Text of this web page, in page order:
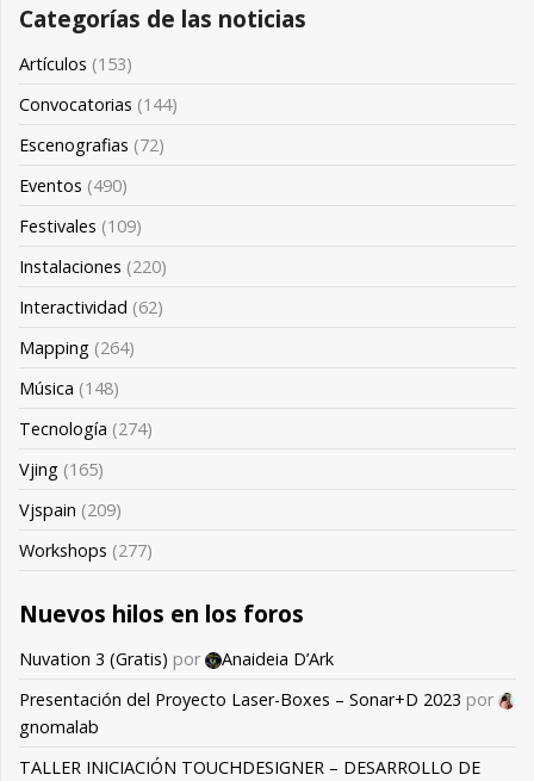
Categorías de las noticias
Artículos (153)
Convocatorias (144)
Escenografias (72)
Eventos (490)
Festivales (109)
Instalaciones (220)
Interactividad (62)
Mapping (264)
Música (148)
Tecnología (274)
Vjing (165)
Vjspain (209)
Workshops (277)
Nuevos hilos en los foros
Nuvation 3 (Gratis) por
Anaideia D’Ark
Presentación del Proyecto Laser-Boxes – Sonar+D 2023 por
gnomalab
TALLER INICIACIÓN TOUCHDESIGNER – DESARROLLO DE